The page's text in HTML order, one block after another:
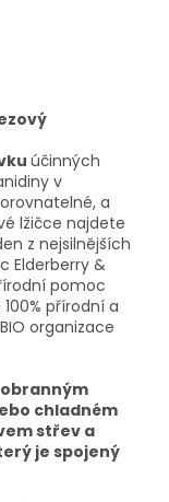
účinných
v
a
lžičce najdete
z nejsilnějších
Elderberry &
pomoc
přírodní a
organizace
chladném
střev a
je spojený